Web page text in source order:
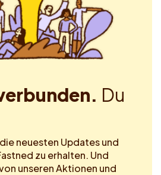
Du
neuesten Updates und
zu erhalten. Und
unseren Aktionen und